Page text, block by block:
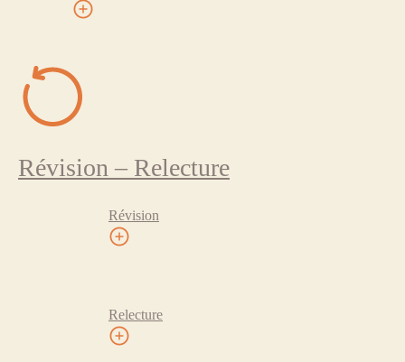
Révision – Relecture
Révision
Relecture